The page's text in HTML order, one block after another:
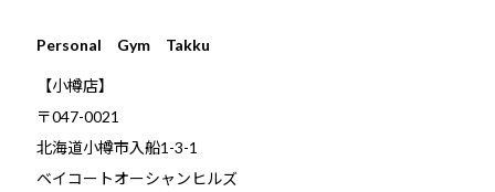
Personal Gym Takku
【小樽店】
〒047-0021
北海道小樽市入船1-3-1
ベイコートオーシャンヒルズ